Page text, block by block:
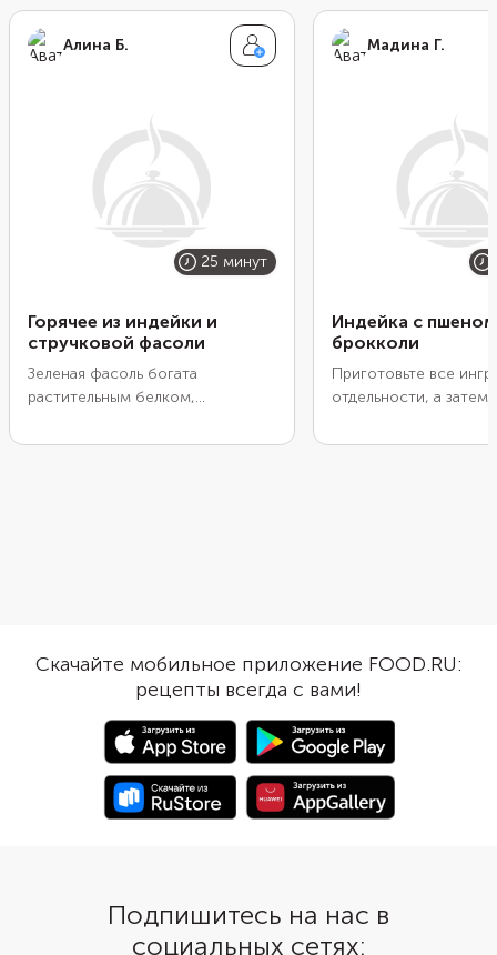
Алина Б.
25 минут
Горячее из индейки и
стручковой фасоли
Зеленая фасоль богата
растительным белком,
Дополните ее диетическим филе
увидеть в тарелке больше
овощей, возьмите болгарский
перец, цветную капусту или
Мадина Г.
Индейка с
брокколи
Приготовьте все
отдельности, а
5 минут. Этого
Скачайте мобильное приложение FOOD.RU:
рецепты всегда с вами!
Подпишитесь на нас в
социальных сетях: